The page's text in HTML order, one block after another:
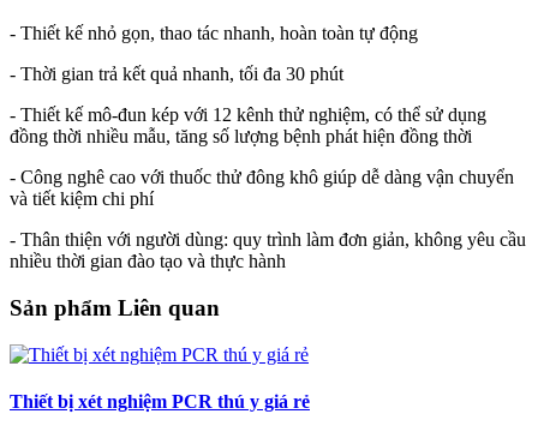
- Thiết kế nhỏ gọn, thao tác nhanh, hoàn toàn tự động
- Thời gian trả kết quả nhanh, tối đa 30 phút
- Thiết kế mô-đun kép với 12 kênh thử nghiệm, có thể sử dụng
đồng thời nhiều mẫu, tăng số lượng bệnh phát hiện đồng thời
- Công nghê cao với thuốc thử đông khô giúp dễ dàng vận chuyển
và tiết kiệm chi phí
- Thân thiện với người dùng: quy trình làm đơn giản, không yêu cầu
nhiều thời gian đào tạo và thực hành
Sản phẩm Liên quan
Thiết bị xét nghiệm PCR thú y giá rẻ